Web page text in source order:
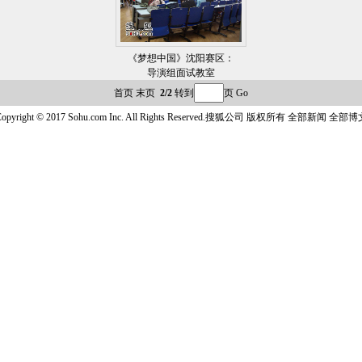
《梦想中国》沈阳赛区：
导演组面试教室
首页 末页 2/2 转到 页 Go
© 2017 Sohu.com Inc. All Rights Reserved.搜狐公司 版权所有 全部新闻 全部博